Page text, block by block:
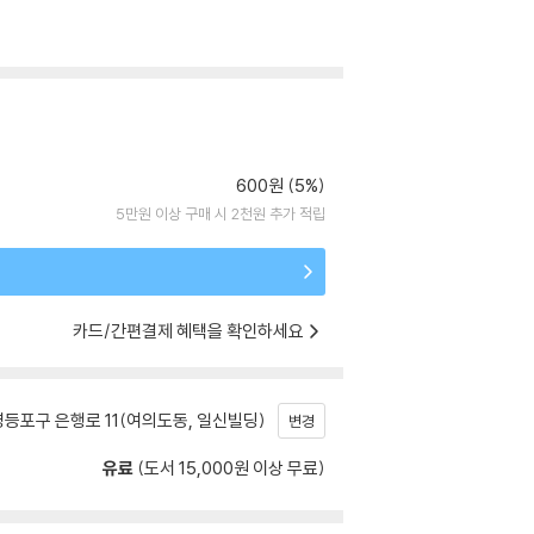
600원 (5%)
5만원 이상 구매 시 2천원 추가 적립
카드/간편결제 혜택을 확인하세요
포구 은행로 11(여의도동, 일신빌딩) 변경
유료 (도서 15,000원 이상 무료)